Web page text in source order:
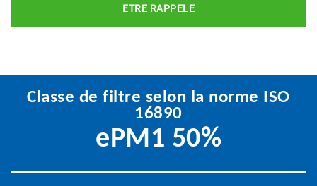
ETRE RAPPELE
Classe de filtre selon la norme ISO
16890
ePM1 50%